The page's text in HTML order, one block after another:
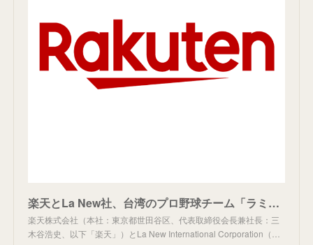
楽天とLa New社、台湾のプロ野球チーム「ラミゴ モンキーズ」の全株式譲渡に向けた基本合意書を締結 | 楽天株式会社
楽天株式会社（本社：東京都世田谷区、代表取締役会長兼社長：三
木谷浩史、以下「楽天」）とLa New International Corporation（…